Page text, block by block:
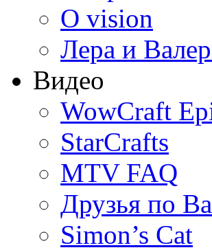
O vision
Лера и
Видео
WowCraft
StarCrafts
MTV FAQ
Друзья по
Simon’s Cat